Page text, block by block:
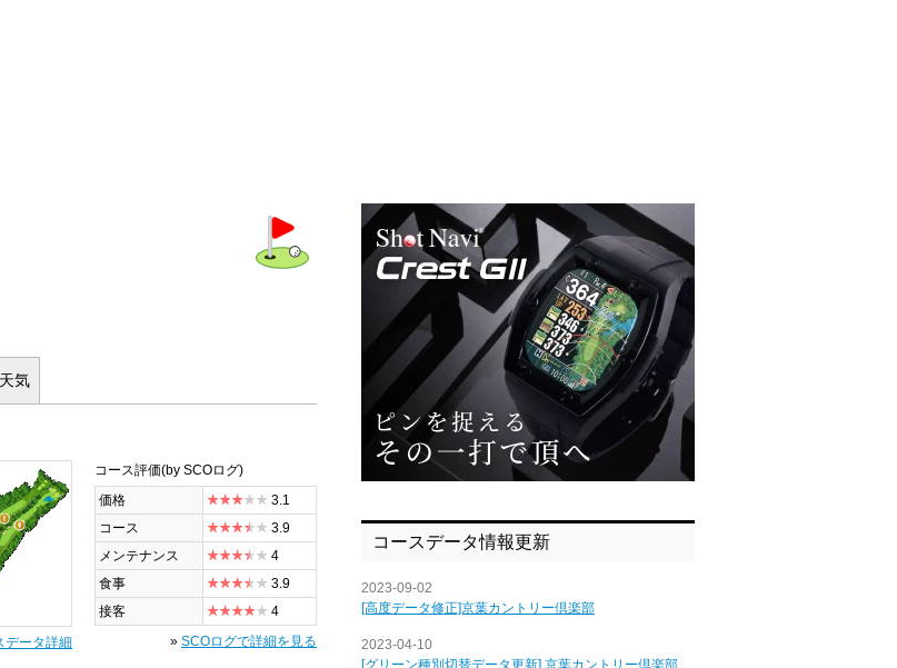
天気
データ詳細
コース評価(by SCOログ)
価格
3.1
コース
3.9
メンテナンス
4
食事
3.9
接客
4
» SCOログで詳細を見る
コースデータ情報更新
2023-09-02
[高度データ修正]京葉カントリー倶楽部
2023-04-10
[グリーン種別切替データ更新] 京葉カントリー倶楽部